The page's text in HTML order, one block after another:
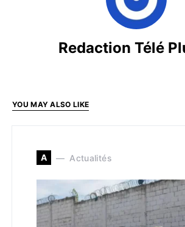
Redaction Télé
YOU MAY ALSO LIKE
A Actualités